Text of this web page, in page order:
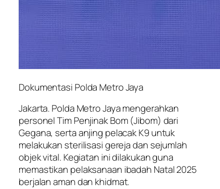
Dokumentasi Polda Metro Jaya
Jakarta. Polda Metro Jaya mengerahkan
personel Tim Penjinak Bom (Jibom) dari
Gegana, serta anjing pelacak K9 untuk
melakukan sterilisasi gereja dan sejumlah
objek vital. Kegiatan ini dilakukan guna
memastikan pelaksanaan ibadah Natal 2025
berjalan aman dan khidmat.